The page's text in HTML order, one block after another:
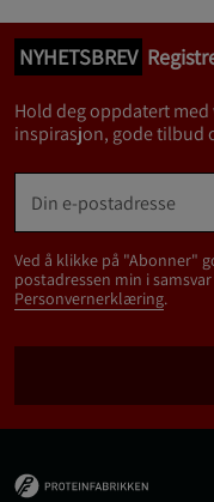
NYHETSBREV
Hold deg oppdatert
inspirasjon, gode tilbud
Ved å klikke på "Abonner"
postadressen min i
Personvernerklæring.